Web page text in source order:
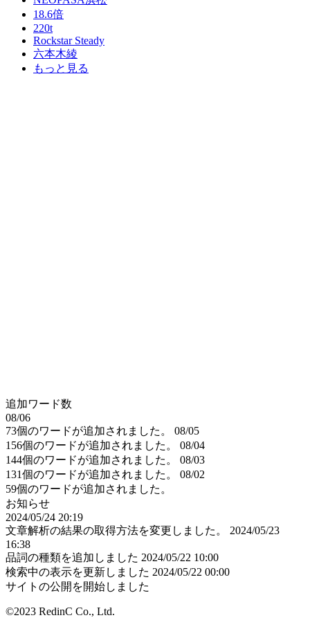
18.6倍
220t
Rockstar Steady
六本木綾
もっと見る
追加ワード数
08/06
73個のワードが追加されました。
08/05
156個のワードが追加されました。
08/04
144個のワードが追加されました。
08/03
131個のワードが追加されました。
08/02
59個のワードが追加されました。
お知らせ
2024/05/24 20:19
文章解析の結果の取得方法を変更しました。
2024/05/23
16:38
品詞の種類を追加しました 2024/05/22 10:00
検索中の表示を更新しました 2024/05/22 00:00
サイトの公開を開始しました
©2023 RedinC Co., Ltd.